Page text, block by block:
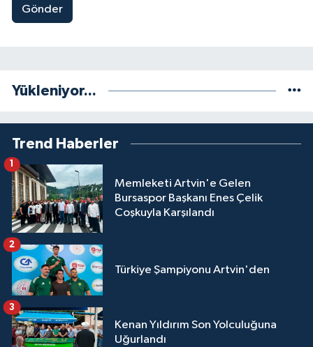
Gönder
Yükleniyor...
Trend Haberler
Memleketi Artvin'e Gelen
Bursaspor Başkanı Enes Çelik
Coşkuyla Karşılandı
Türkiye Şampiyonu Artvin'den
2
Kenan Yıldırım Son Yolculuğuna
Uğurlandı
3